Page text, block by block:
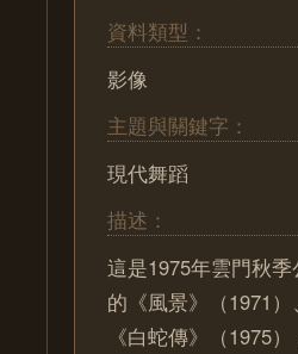
資料類型：
影像
主題與關鍵字：
現代舞蹈
描述：
這是1975年雲門秋
的《風景》（1971
《白蛇傳》（1975